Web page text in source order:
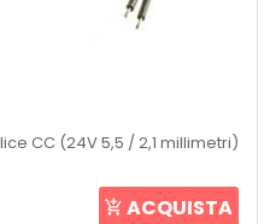
CC (24V 5,5 / 2,1 millimetri)
ACQUISTA